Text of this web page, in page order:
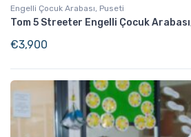
Engelli Çocuk Arabası, Puseti
Tom 5 Streeter Engelli Çocuk
€3,900